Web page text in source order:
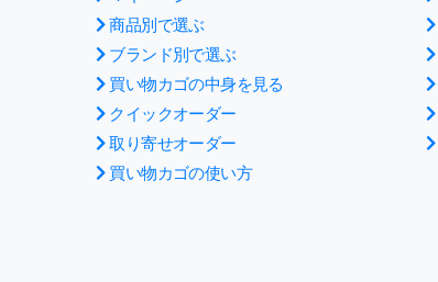
商品別で選ぶ
ブランド別で選ぶ
買い物カゴの中身を見る
クイックオーダー
取り寄せオーダー
買い物カゴの使い方